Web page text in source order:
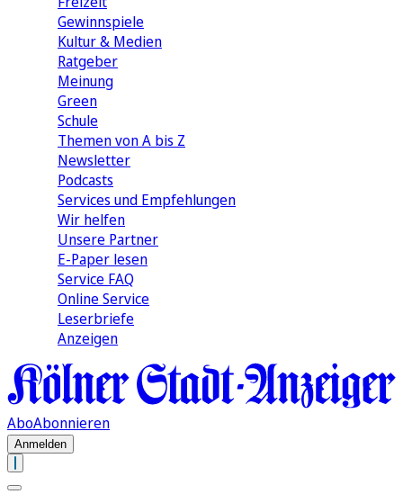
Gewinnspiele
Kultur & Medien
Ratgeber
Meinung
Green
Schule
Themen von A bis Z
Newsletter
Podcasts
Services und Empfehlungen
Wir helfen
Unsere Partner
E-Paper lesen
Service FAQ
Online Service
Leserbriefe
Anzeigen
AboAbonnieren
Anmelden